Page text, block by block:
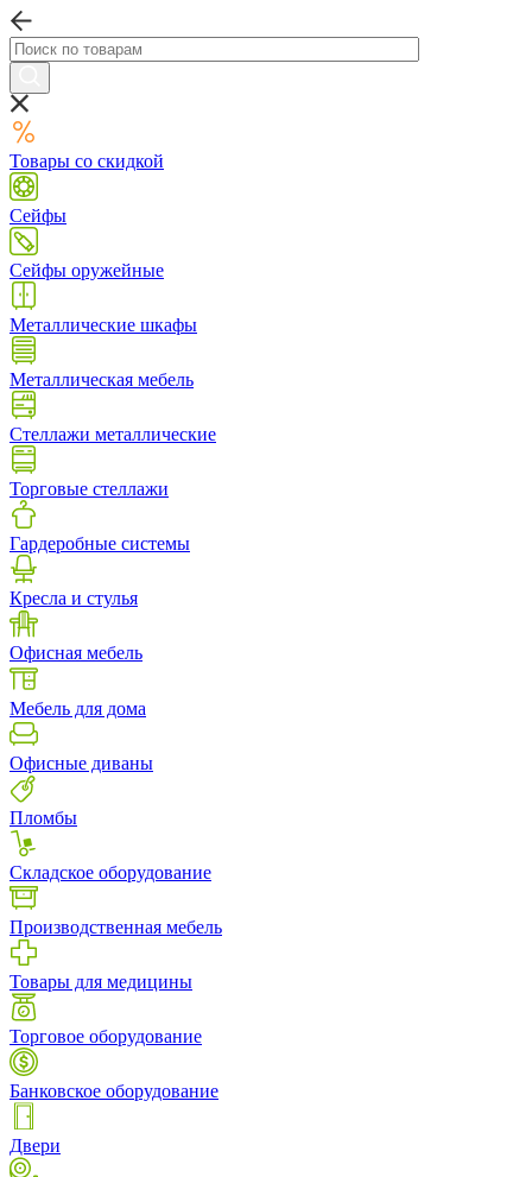
Товары со скидкой
Сейфы
Сейфы оружейные
Металлические шкафы
Металлическая мебель
Стеллажи металлические
Торговые стеллажи
Гардеробные системы
Кресла и стулья
Офисная мебель
Мебель для дома
Офисные диваны
Пломбы
Складское оборудование
Производственная мебель
Товары для медицины
Торговое оборудование
Банковское оборудование
Двери